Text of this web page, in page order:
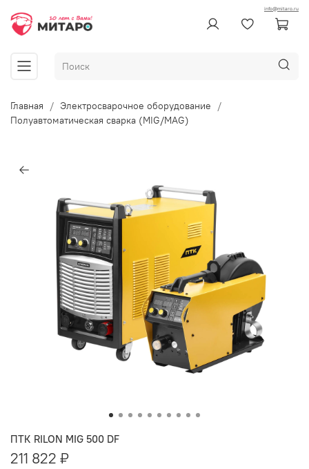
info@mitaro.ru
Главная
Электросварочное оборудование
Полуавтоматическая сварка (MIG/MAG)
ПТК RILON MIG 500 DF
211 822 ₽